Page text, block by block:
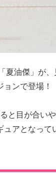
夏油傑」が、
ンで登場！
と目が合い
アとなって